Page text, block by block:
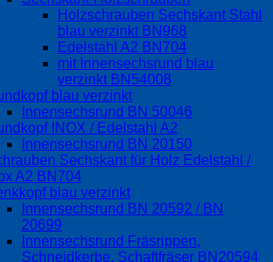
Holzschrauben Sechskant Stahl
blau verzinkt BN968
Edelstahl A2 BN704
mit Innensechsrund blau
verzinkt BN54008
blau verzinkt
Innensechsrund BN 50046
INOX / Edelstahl A2
Innensechsrund BN 20150
Sechskant für Holz Edelstahl /
A2 BN704
blau verzinkt
Innensechsrund BN 20592 / BN
20699
Innensechsrund Fräsrippen,
Schneidkerbe, Schaftfräser BN20594